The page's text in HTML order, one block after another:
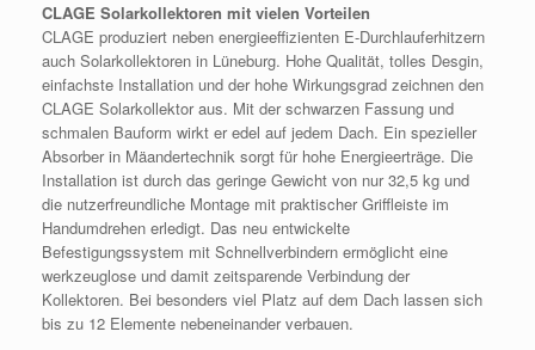
CLAGE Solarkollektoren mit vielen Vorteilen
CLAGE produziert neben energieeffizienten E-Durchlauferhitzern
auch Solarkollektoren in Lüneburg. Hohe Qualität, tolles Desgin,
einfachste Installation und der hohe Wirkungsgrad zeichnen den
CLAGE Solarkollektor aus. Mit der schwarzen Fassung und
schmalen Bauform wirkt er edel auf jedem Dach. Ein spezieller
Absorber in Mäandertechnik sorgt für hohe Energieerträge. Die
Installation ist durch das geringe Gewicht von nur 32,5 kg und
die nutzerfreundliche Montage mit praktischer Griffleiste im
Handumdrehen erledigt. Das neu entwickelte
Befestigungssystem mit Schnellverbindern ermöglicht eine
werkzeuglose und damit zeitsparende Verbindung der
Kollektoren. Bei besonders viel Platz auf dem Dach lassen sich
bis zu 12 Elemente nebeneinander verbauen.